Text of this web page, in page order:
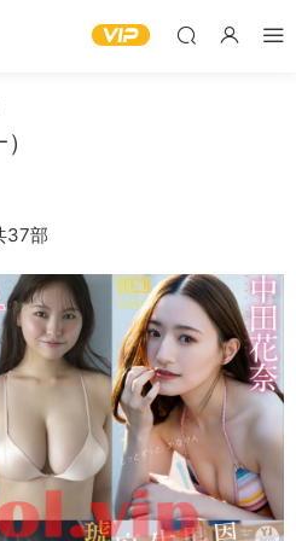
37部